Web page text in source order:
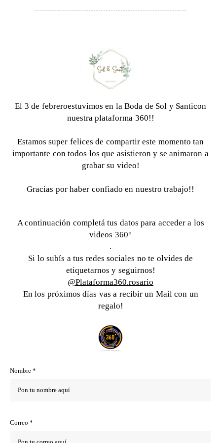
El 3 de febreroestuvimos en la Boda de Sol y Santicon
nuestra plataforma 360!!
Estamos super felices de compartir este momento tan
importante con todos los que asistieron y se animaron a
grabar su video!
Gracias por haber confiado en nuestro trabajo!!
A continuación completá tus datos para acceder a los
videos 360°
.
Si lo subís a tus redes sociales no te olvides de
etiquetarnos y seguirnos!
@Plataforma360.rosario
En los próximos días vas a recibir un Mail con un
regalo!
Nombre *
Correo *